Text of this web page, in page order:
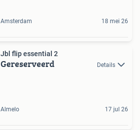
Amsterdam 18 mei 26
Jbl flip essential 2
Gereserveerd Details
Almelo 17 jul 26